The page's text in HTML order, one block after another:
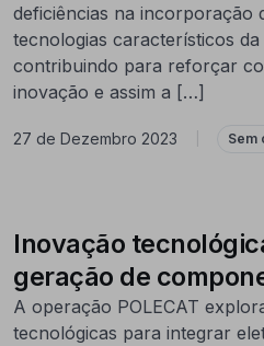
deficiências na incorporação
tecnologias característicos
contribuindo para reforçar
inovação e assim a […]
27 de Dezembro 2023 Sem
Inovação
geração de
A operação POLECAT
tecnológicas para integrar